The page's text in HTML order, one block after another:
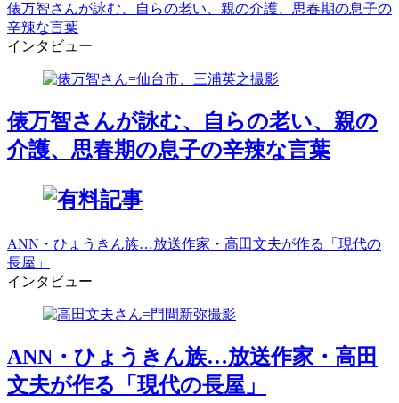
俵万智さんが詠む、自らの老い、親の介護、思春期の息子の
辛辣な言葉
インタビュー
俵万智さんが詠む、自らの老い、親の
介護、思春期の息子の辛辣な言葉
ANN・ひょうきん族…放送作家・高田文夫が作る「現代の
長屋」
インタビュー
ANN・ひょうきん族…放送作家・高田
文夫が作る「現代の長屋」